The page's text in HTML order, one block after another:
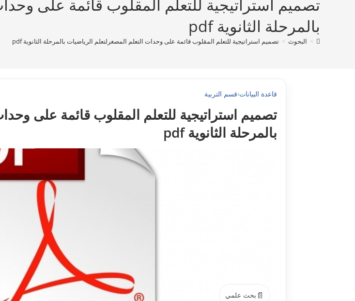
تصميم استراتيجية للتعلم المقلوب قائمة على
بالمرحلة الثانوية pdf
> البحوث > تصميم استراتيجية للتعلم المقلوب قائمة على وحدات التعلم المصغرلتعلم الرياضيات بالمرحلة الثانوية pdf
قاعدة البيانات›قسم التربية
تصميم استراتيجية للتعلم المقلوب قائمة على
بالمرحلة الثانوية pdf
📄 بحث علمي